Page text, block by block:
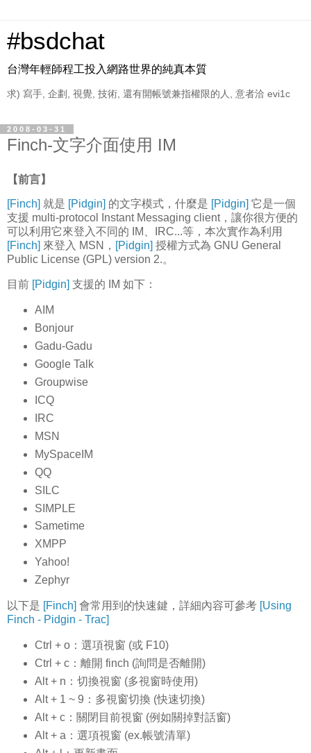
#bsdchat
台灣年輕師程工投入網路世界的純真本質
求) 寫手, 企劃, 視覺, 技術, 還有開帳號兼指權限的人, 意者洽 evi1c
2008-03-31
Finch-文字介面使用 IM
【前言】
[Finch] 就是 [Pidgin] 的文字模式，什麼是 [Pidgin] 它是一個
支援 multi-protocol Instant Messaging client，讓你很方便的
可以利用它來登入不同的 IM、IRC...等，本次實作為利用
[Finch] 來登入 MSN， [Pidgin] 授權方式為 GNU General
Public License (GPL) version 2.。
目前 [Pidgin] 支援的 IM 如下：
AIM
Bonjour
Gadu-Gadu
Google Talk
Groupwise
ICQ
IRC
MSN
MySpaceIM
QQ
SILC
SIMPLE
Sametime
XMPP
Yahoo!
Zephyr
以下是 [Finch] 會常用到的快速鍵，詳細內容可參考 [Using
Finch - Pidgin - Trac]
Ctrl + o：選項視窗 (或 F10)
Ctrl + c：離開 finch (詢問是否離開)
Alt + n：切換視窗 (多視窗時使用)
Alt + 1 ~ 9：多視窗切換 (快速切換)
Alt + c：關閉目前視窗 (例如關掉對話窗)
Alt + a：選項視窗 (ex.帳號清單)